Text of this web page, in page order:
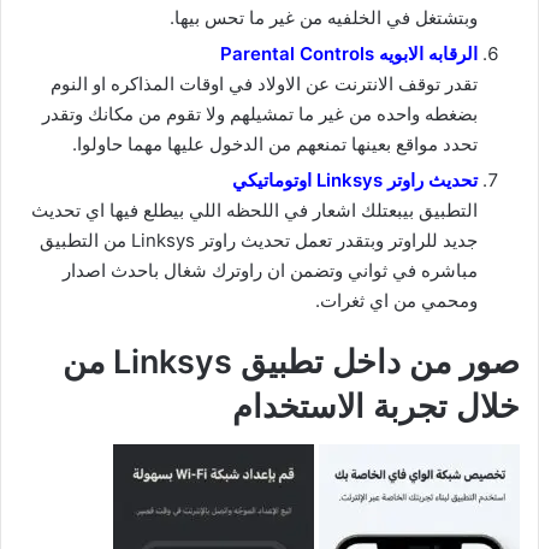
وبتشتغل في الخلفيه من غير ما تحس بيها.
الرقابه الابويه Parental Controls
تقدر توقف الانترنت عن الاولاد في اوقات المذاكره او النوم
بضغطه واحده من غير ما تمشيلهم ولا تقوم من مكانك وتقدر
تحدد مواقع بعينها تمنعهم من الدخول عليها مهما حاولوا.
تحديث راوتر Linksys اوتوماتيكي
التطبيق بيبعتلك اشعار في اللحظه اللي بيطلع فيها اي تحديث
جديد للراوتر وبتقدر تعمل تحديث راوتر Linksys من التطبيق
مباشره في ثواني وتضمن ان راوترك شغال باحدث اصدار
ومحمي من اي ثغرات.
صور من داخل تطبيق Linksys من
خلال تجربة الاستخدام